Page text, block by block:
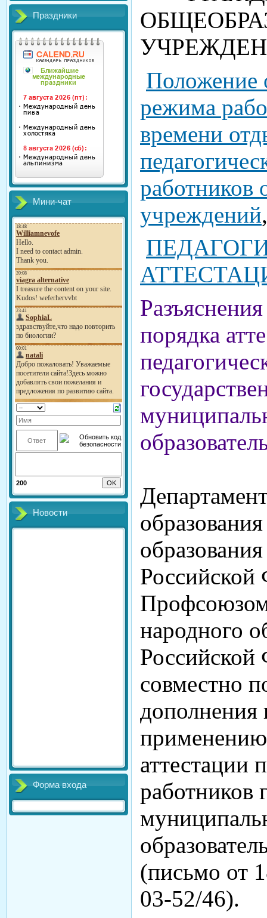
Праздники
Мини-чат
200
Новости
Форма входа
Положение
режима
времени
работников
учреждений
порядка
Российской
народного
Российской
совместно
дополнения
аттестации
работников
(письмо от
03-52/46).